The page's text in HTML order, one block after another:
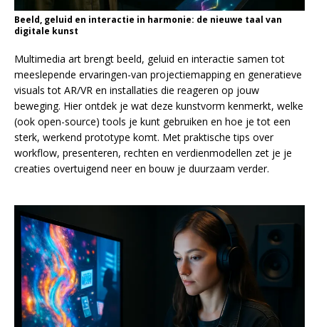
Beeld, geluid en interactie in harmonie: de nieuwe taal van
digitale kunst
Multimedia art brengt beeld, geluid en interactie samen tot
meeslepende ervaringen-van projectiemapping en generatieve
visuals tot AR/VR en installaties die reageren op jouw
beweging. Hier ontdek je wat deze kunstvorm kenmerkt, welke
(ook open-source) tools je kunt gebruiken en hoe je tot een
sterk, werkend prototype komt. Met praktische tips over
workflow, presenteren, rechten en verdienmodellen zet je je
creaties overtuigend neer en bouw je duurzaam verder.